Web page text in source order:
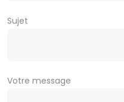
Sujet
Votre message